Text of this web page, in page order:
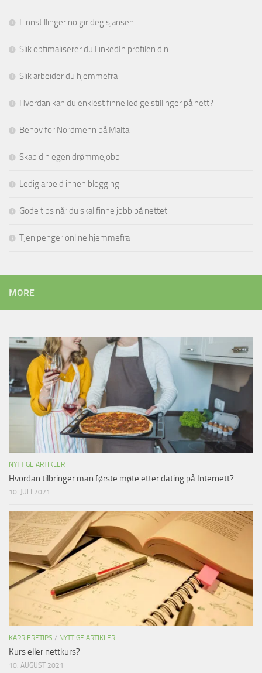
Finnstillinger.no gir deg sjansen
Slik optimaliserer du LinkedIn profilen din
Slik arbeider du hjemmefra
Hvordan kan du enklest finne ledige stillinger på nett?
Behov for Nordmenn på Malta
Skap din egen drømmejobb
Ledig arbeid innen blogging
Gode tips når du skal finne jobb på nettet
Tjen penger online hjemmefra
MORE
NYTTIGE ARTIKLER
Hvordan tilbringer man første møte etter dating på Internett?
10. JULI 2021
KARRIERETIPS / NYTTIGE ARTIKLER
Kurs eller nettkurs?
10. AUGUST 2021